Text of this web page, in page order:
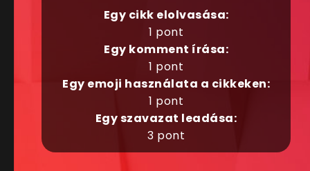
Egy cikk elolvasása:
1 pont
Egy komment írása:
1 pont
Egy emoji használata a cikkeken:
1 pont
Egy szavazat leadása:
3 pont